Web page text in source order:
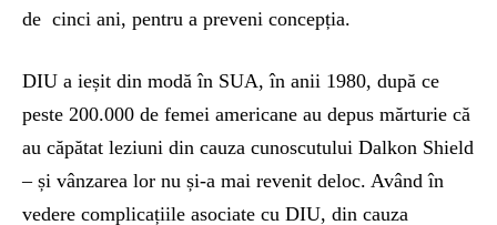
de cinci ani, pentru a preveni concepția.
DIU a ieșit din modă în SUA, în anii 1980, după ce
peste 200.000 de femei americane au depus mărturie că
au căpătat leziuni din cauza cunoscutului Dalkon Shield
– și vânzarea lor nu și-a mai revenit deloc. Având în
vedere complicațiile asociate cu DIU, din cauza